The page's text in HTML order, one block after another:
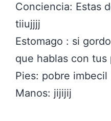
Conciencia: Estas
tiiujjjj
Estomago : si
que hablas con tus
Pies: pobre imbecil
Manos: jijijij